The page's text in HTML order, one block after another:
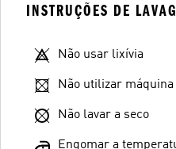
INSTRUÇÕES DE
Não usar lixívia
Não utilizar
Não lavar a seco
Engomar a